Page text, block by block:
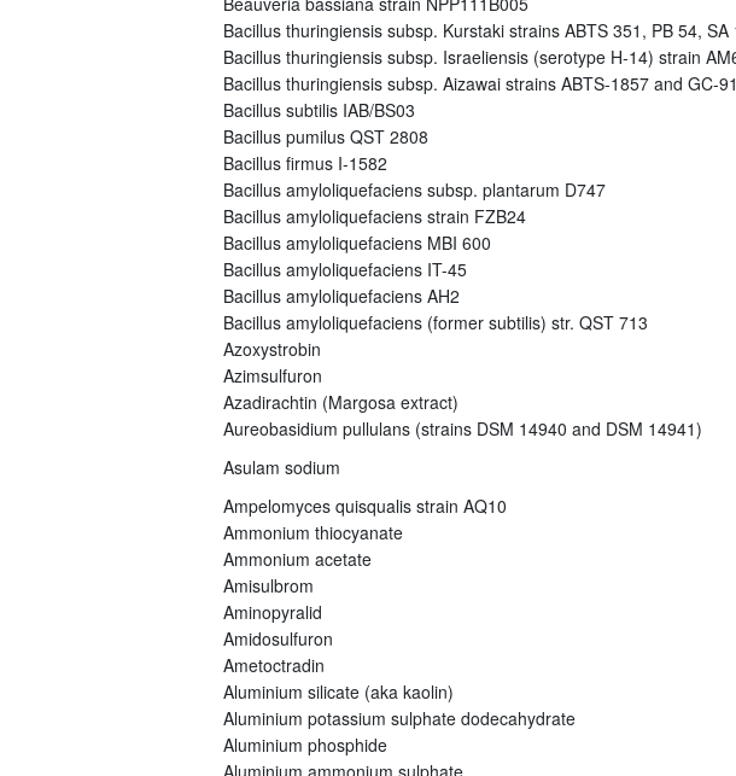
Bacillus thuringiensis subsp. Kurstaki strains ABTS 351, PB 54,
Bacillus thuringiensis subsp. Israeliensis (serotype H-14) strain
Bacillus thuringiensis subsp. Aizawai strains ABTS-1857 and GC-91
Bacillus subtilis IAB/BS03
Bacillus pumilus QST 2808
Bacillus firmus I-1582
Bacillus amyloliquefaciens subsp. plantarum D747
Bacillus amyloliquefaciens strain FZB24
Bacillus amyloliquefaciens MBI 600
Bacillus amyloliquefaciens IT-45
Bacillus amyloliquefaciens AH2
Bacillus amyloliquefaciens (former subtilis) str. QST 713
Azoxystrobin
Azimsulfuron
Azadirachtin (Margosa extract)
Aureobasidium pullulans (strains DSM 14940 and DSM 14941)
Asulam sodium
Ampelomyces quisqualis strain AQ10
Ammonium thiocyanate
Ammonium acetate
Amisulbrom
Aminopyralid
Amidosulfuron
Ametoctradin
Aluminium silicate (aka kaolin)
Aluminium potassium sulphate dodecahydrate
Aluminium phosphide
Aluminium ammonium sulphate